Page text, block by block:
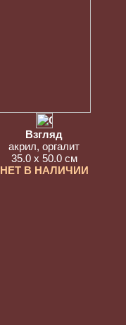
Взгляд
акрил, оргалит
35.0 x 50.0 см
НЕТ В НАЛИЧИИ